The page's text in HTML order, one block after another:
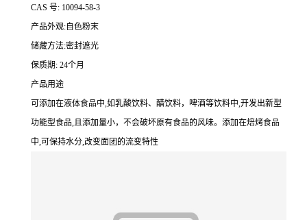
CAS 号: 10094-58-3
产品外观:自色粉末
储藏方法:密封遮光
保质期: 24个月
产品用途
可添加在液体食品中,如乳酸饮料、醋饮料，啤酒等饮料中,开发出新型
功能型食品,且添加量小，不会破坏原有食品的风味。添加在焙烤食品
中,可保持水分,改变面团的流变特性